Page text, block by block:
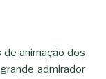
animação dos
admirador